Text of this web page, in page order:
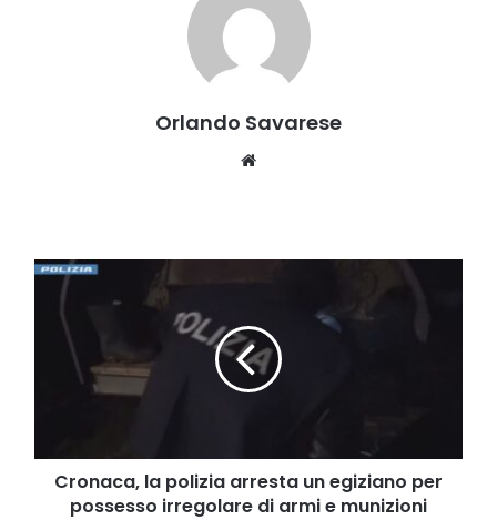
Orlando Savarese
Cronaca,
polizia
arresta
egiziano
irregolare
armi
Cronaca, la polizia arresta un egiziano per
possesso irregolare di armi e munizioni